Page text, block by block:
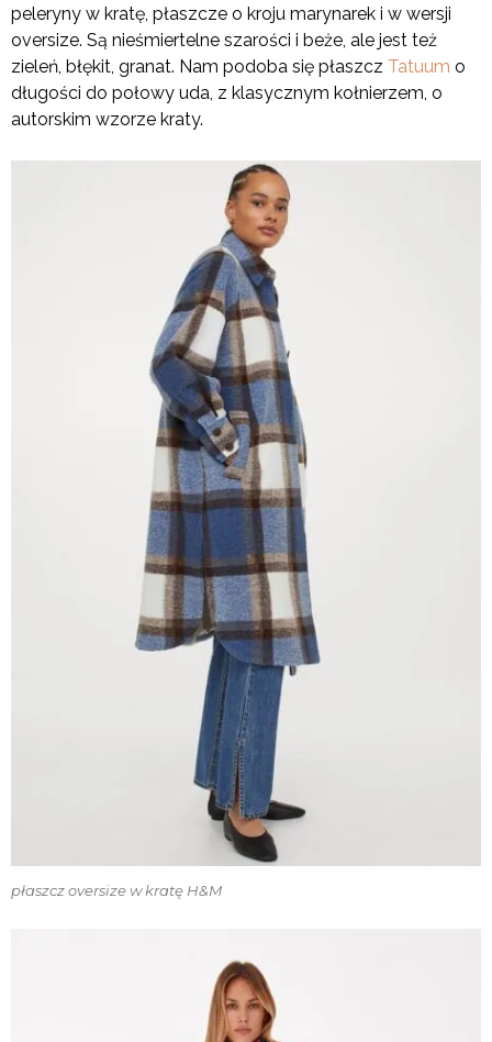
peleryny w kratę, płaszcze o kroju marynarek i w wersji
oversize. Są nieśmiertelne szarości i beże, ale jest też
zieleń, błękit, granat. Nam podoba się płaszcz Tatuum o
długości do połowy uda, z klasycznym kołnierzem, o
autorskim wzorze kraty.
płaszcz oversize w kratę H&M